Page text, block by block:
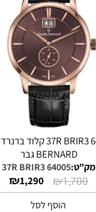
BERNARD גבר
מק"ט:64005 37R BRIR3
₪1,700
₪1,290
הוסף לסל